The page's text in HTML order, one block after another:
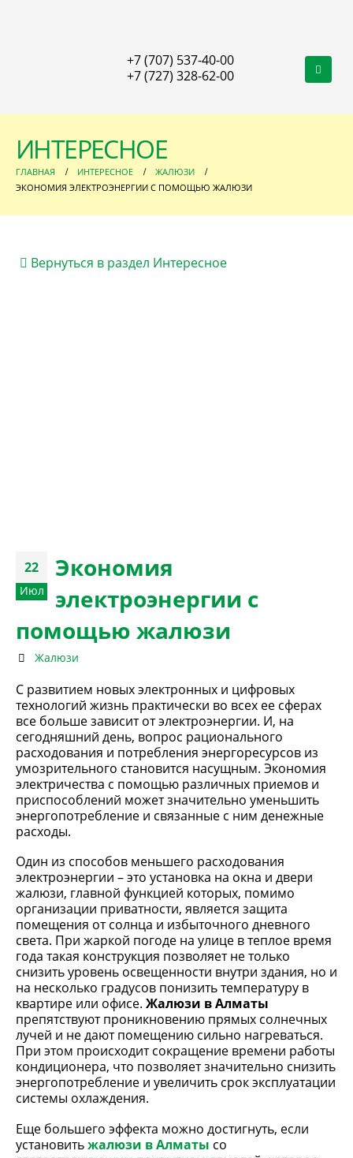
+7 (707) 537-40-00
+7 (727) 328-62-00
ИНТЕРЕСНОЕ
ГЛАВНАЯ ИНТЕРЕСНОЕ
ЖАЛЮЗИ
ЭКОНОМИЯ ЭЛЕКТРОЭНЕРГИИ С ПОМОЩЬЮ ЖАЛЮЗИ
Вернуться в раздел Интересное
22
Июл
Экономия
электроэнергии с
помощью жалюзи
Жалюзи
С развитием новых электронных и цифровых
технологий жизнь практически во всех ее сферах
все больше зависит от электроэнергии. И, на
сегодняшний день, вопрос рационального
расходования и потребления энергоресурсов из
умозрительного становится насущным. Экономия
электричества с помощью различных приемов и
приспособлений может значительно уменьшить
энергопотребление и связанные с ним денежные
расходы.
Один из способов меньшего расходования
электроэнергии – это установка на окна и двери
жалюзи, главной функцией которых, помимо
организации приватности, является защита
помещения от солнца и избыточного дневного
света. При жаркой погоде на улице в теплое время
года такая конструкция позволяет не только
снизить уровень освещенности внутри здания, но и
на несколько градусов понизить температуру в
квартире или офисе. Жалюзи в Алматы
препятствуют проникновению прямых солнечных
лучей и не дают помещению сильно нагреваться.
При этом происходит сокращение времени работы
кондиционера, что позволяет значительно снизить
энергопотребление и увеличить срок эксплуатации
системы охлаждения.
Еще большего эффекта можно достигнуть, если
установитьжалюзи в Алматы со